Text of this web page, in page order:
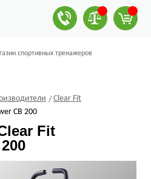
спортивных тренажеров
Clear Fit
CB 200
Fit